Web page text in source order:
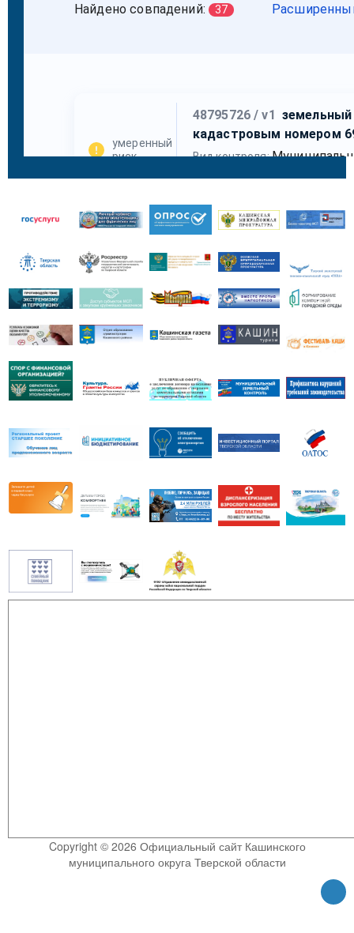
Copyright © 2026 Официальный сайт Кашинского
муниципального округа Тверской области